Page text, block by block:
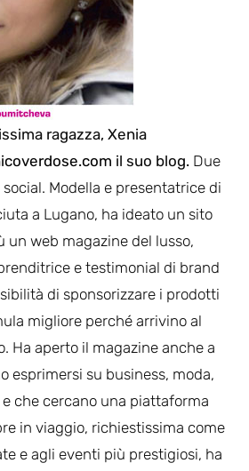
ragazza, Xenia
il suo blog. Due
Modella e presentatrice di
a Lugano, ha ideato un sito
un web magazine del lusso,
e testimonial di brand
di sponsorizzare i prodotti
migliore perché arrivino al
Ha aperto il magazine anche a
esprimersi su business, moda,
che cercano una piattaforma
in viaggio, richiestissima come
e agli eventi più prestigiosi, ha